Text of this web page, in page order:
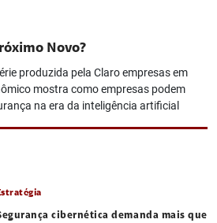
Novo?
produzida pela Claro empresas em
mostra como empresas podem
na era da inteligência artificial
cibernética demanda mais que